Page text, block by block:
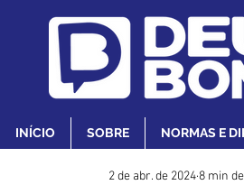
INÍCIO SOBRE NORMAS E
2 de abr. de 2024 8 min